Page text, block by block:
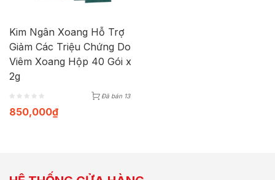
Kim Ngân Xoang Hỗ Trợ
Giảm Các Triệu Chứng Do
Viêm Xoang Hộp 40 Gói x
2g
Đã bán 13
850,000₫